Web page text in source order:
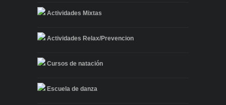
Actividades Mixtas
Actividades Relax/Prevencion
Cursos de natación
Escuela de danza